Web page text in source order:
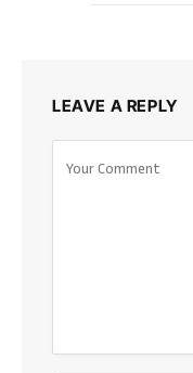
LEAVE A REPLY